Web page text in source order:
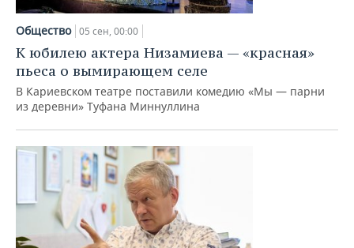
Общество 05 сен, 00:00
К юбилею актера Низамиева — «красная»
пьеса о вымирающем селе
В Кариевском театре поставили комедию «Мы — парни
из деревни» Туфана Миннуллина